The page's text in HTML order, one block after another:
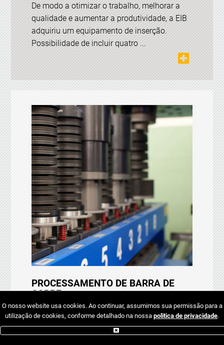
De modo a otimizar o trabalho, melhorar a
qualidade e aumentar a produtividade, a EIB
adquiriu um equipamento de inserção.
Possibilidade de incluir quatro ...
PROCESSAMENTO DE BARRA DE
COBRE
22 DE ABRIL DE 2013
A EIB aposta na qualidade e experiencia da
O nosso website usa cookies. Ao continuar, assumimos sua permissão para a
utilização de cookies, conforme detalhado na nossa politica de privacidade.